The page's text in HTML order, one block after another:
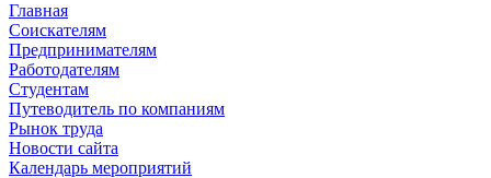
Главная
Соискателям
Предпринимателям
Работодателям
Студентам
Путеводитель по компаниям
Рынок труда
Новости сайта
Календарь мероприятий